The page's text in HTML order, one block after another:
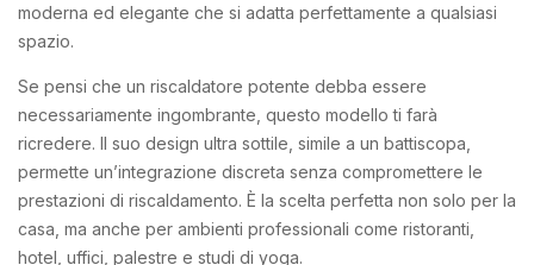
moderna ed elegante che si adatta perfettamente a qualsiasi
spazio.
Se pensi che un riscaldatore potente debba essere
necessariamente ingombrante, questo modello ti farà
ricredere. Il suo design ultra sottile, simile a un battiscopa,
permette un’integrazione discreta senza compromettere le
prestazioni di riscaldamento. È la scelta perfetta non solo per la
casa, ma anche per ambienti professionali come ristoranti,
hotel, uffici, palestre e studi di yoga.